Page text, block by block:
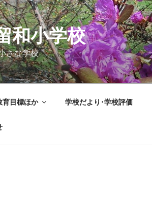
和小学校
さな学校
育目標ほか 学校だより･学校評価